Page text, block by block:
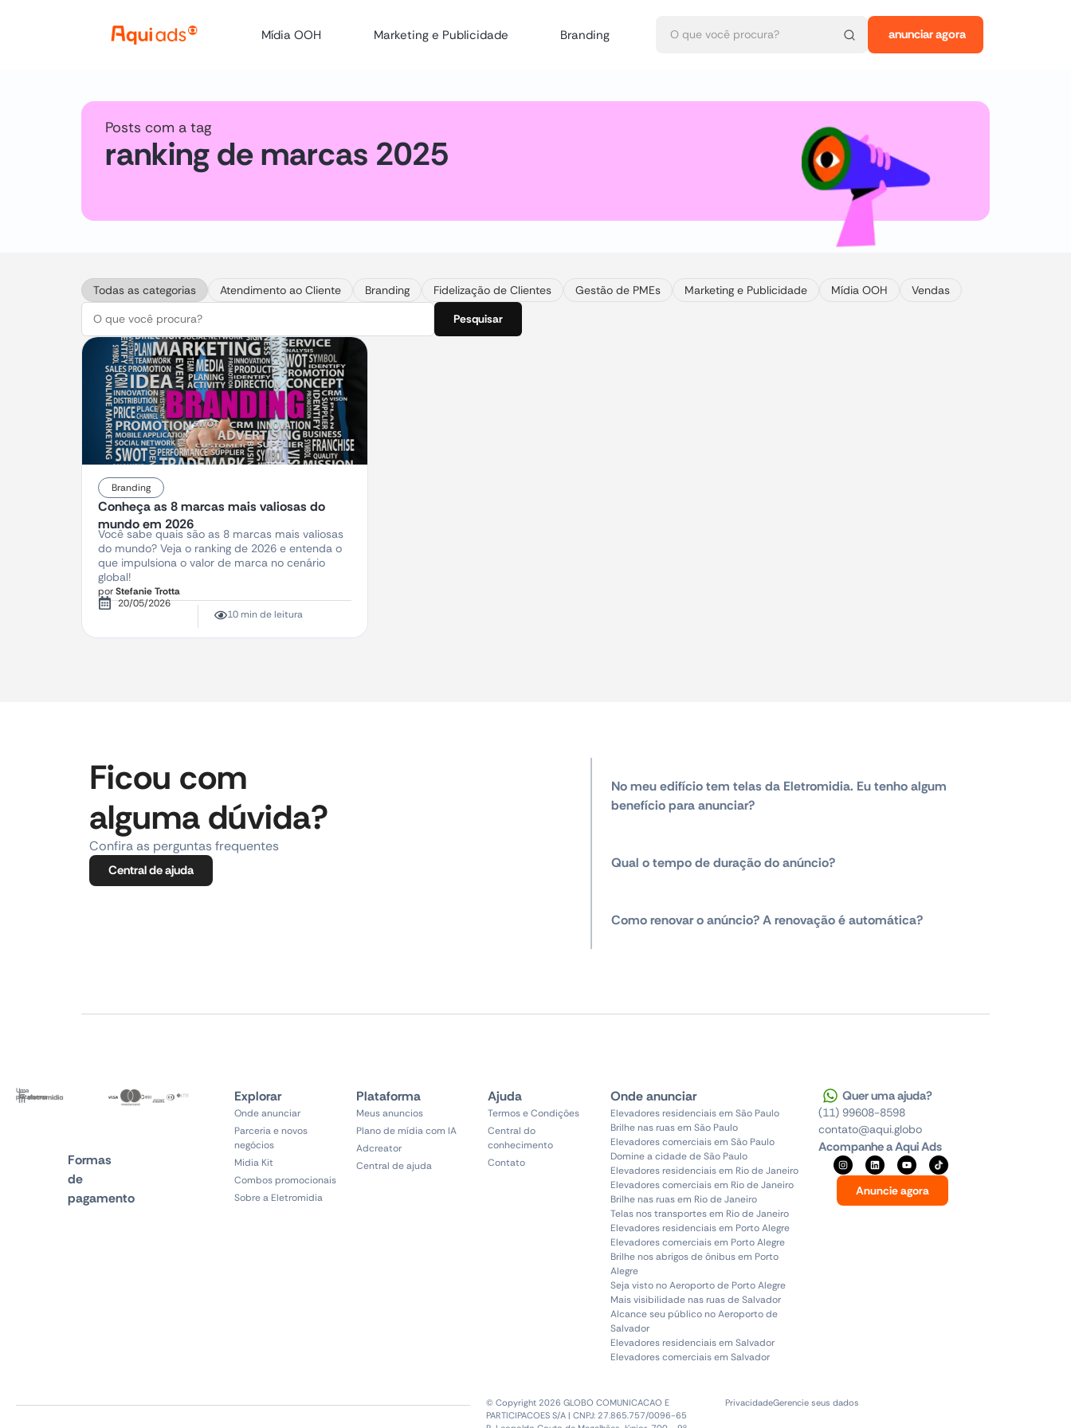
Mídia OOH Marketing e Publicidade Branding anunciar agora
Posts com a tag
ranking de marcas 2025
Todas as categorias Atendimento ao Cliente Branding Fidelização de Clientes Gestão de PMEs Marketing e Publicidade Mídia OOH
Vendas
Pesquisar
Branding
Conheça as 8 marcas mais valiosas do
mundo em 2026
Você sabe quais são as 8 marcas mais valiosas
do mundo? Veja o ranking de 2026 e entenda o
que impulsiona o valor de marca no cenário
global!
porStefanie Trotta
20/05/2026
10 min de leitura
Ficou com
alguma dúvida?
Confira as perguntas frequentes
Central de ajuda
No meu edifício tem telas da Eletromidia. Eu tenho algum
benefício para anunciar?
Qual o tempo de duração do anúncio?
Como renovar o anúncio? A renovação é automática?
Uma
plataforma
Formas
de
pagamento
Explorar
Onde anunciar
Parceria e novos
negócios
Midia Kit
Combos promocionais
Sobre a Eletromidia
Plataforma
Meus anuncios
Plano de mídia com IA
Adcreator
Central de ajuda
Ajuda
Termos e Condições
Central do
conhecimento
Contato
Onde anunciar
Elevadores residenciais em São Paulo
Brilhe nas ruas em São Paulo
Elevadores comerciais em São Paulo
Domine a cidade de São Paulo
Elevadores residenciais em Rio de Janeiro
Elevadores comerciais em Rio de Janeiro
Brilhe nas ruas em Rio de Janeiro
Telas nos transportes em Rio de Janeiro
Elevadores residenciais em Porto Alegre
Elevadores comerciais em Porto Alegre
Brilhe nos abrigos de ônibus em Porto
Alegre
Seja visto no Aeroporto de Porto Alegre
Mais visibilidade nas ruas de Salvador
Alcance seu público no Aeroporto de
Salvador
Elevadores residenciais em Salvador
Elevadores comerciais em Salvador
Quer uma ajuda?
(11) 99608-8598
contato@aqui.globo
Acompanhe a Aqui Ads
Anuncie agora
© Copyright 2026 GLOBO COMUNICACAO E
PARTICIPACOES S/A | CNPJ: 27.865.757/0096-65
PrivacidadeGerencie seus dados